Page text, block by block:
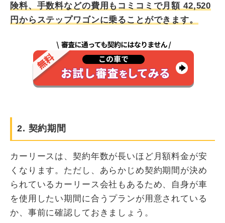
険料、手数料などの費用もコミコミで月額 42,520
円からステップワゴンに乗ることができます。
2. 契約期間
カーリースは、契約年数が長いほど月額料金が安
くなります。ただし、あらかじめ契約期間が決め
られているカーリース会社もあるため、自身が車
を使用したい期間に合うプランが用意されている
か、事前に確認しておきましょう。